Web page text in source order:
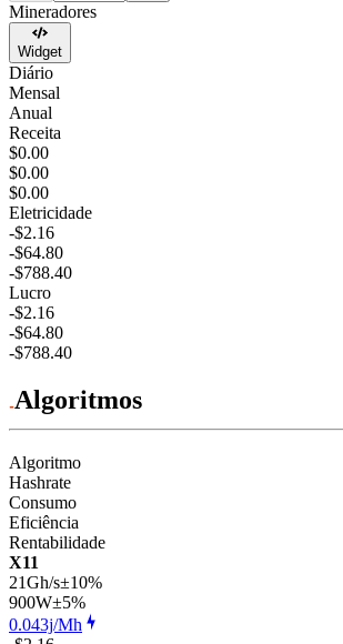
Mineradores
Widget
Diário
Mensal
Anual
Receita
$0.00
$0.00
$0.00
Eletricidade
-$2.16
-$64.80
-$788.40
Lucro
-$2.16
-$64.80
-$788.40
Algoritmos
Algoritmo
Hashrate
Consumo
Eficiência
Rentabilidade
X11
21Gh/s±10%
900W±5%
0.043j/Mh